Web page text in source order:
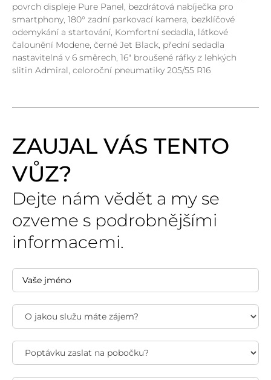
povrch displeje Pure Panel, bezdrátová nabíječka pro
smartphony, 180° zadní parkovací kamera, bezklíčové
odemykání a startování, Komfortní sedadla, látkové
čalounění Modene, černé Jet Black, přední sedadla
nastavitelná v 6 směrech, 16" broušené ráfky z lehkých
slitin Admiral, celoroční pneumatiky 205/55 R16
ZAUJAL VÁS TENTO
VŮZ?
Dejte nám vědět a my se
ozveme s podrobnějšími
informacemi.